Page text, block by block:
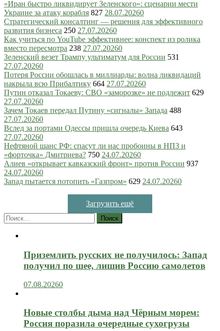
«Иран быстро ликвидирует Зеленского»: сценарии мести
Украине за атаку корабля 827 28.07.20260
Стратегический консалтинг — решения для эффективного
развития бизнеса 250 27.07.20260
Как учиться по YouTube эффективнее: конспект из ролика
вместо пересмотра 238 27.07.20260
Зеленский везет Трампу ультиматум для России 531
27.07.20260
Потеря России обошлась в миллиарды: волна ликвидаций
накрыла всю Прибалтику 664 27.07.20260
Путин отказал Токаеву: СВО «заморозке» не подлежит 629
27.07.20260
Зачем Токаев передал Путину «сигналы» Запада 488
27.07.20260
Вслед за портами Одессы пришла очередь Киева 643
27.07.20260
Нефтяной шанс РФ: спасут ли нас пробоины в НПЗ и
«форточка» Дмитриева? 750 24.07.20260
Алиев «открывает кавказский фронт» против России 937
24.07.20260
Запад пытается потопить «Газпром» 629 24.07.20260
Загрузить ещё
Найти:
Приземлить русских не получилось: Запад
получил по шее, лишив Россию самолетов
07.08.20260
Новые столбы дыма над Чёрным морем:
Россия поразила очередные сухогрузы